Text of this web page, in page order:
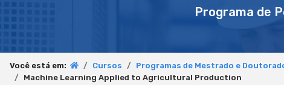
Programa de
Você está em: Cursos Programas de Mestrado e
Machine Learning Applied to Agricultural Production